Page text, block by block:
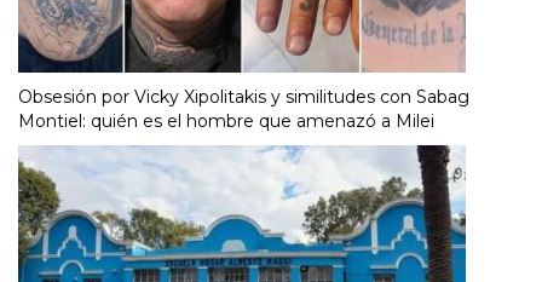
Obsesión por Vicky Xipolitakis y similitudes con Sabag
Montiel: quién es el hombre que amenazó a Milei